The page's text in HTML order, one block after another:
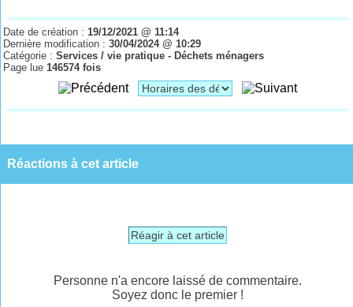
Date de création : 19/12/2021 @ 11:14
Dernière modification :30/04/2024 @ 10:29
Catégorie :Services / vie pratique - Déchets ménagers
Page lue 146574 fois
Réactions à cet article
Réagir à cet article
Personne n'a encore laissé de commentaire.
Soyez donc le premier !